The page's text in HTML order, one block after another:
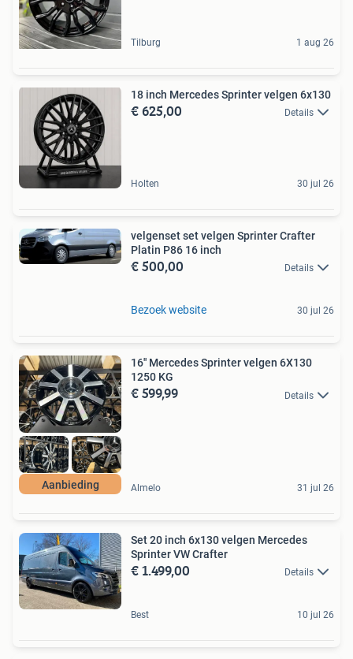
Tilburg 1 aug 26
18 inch Mercedes Sprinter velgen 6x130
€ 625,00 Details
Holten 30 jul 26
velgenset set velgen Sprinter Crafter
Platin P86 16 inch
€ 500,00 Details
Bezoek website 30 jul 26
Aanbieding
16'' Mercedes Sprinter velgen 6X130
1250 KG
€ 599,99 Details
Almelo 31 jul 26
Set 20 inch 6x130 velgen Mercedes
Sprinter VW Crafter
€ 1.499,00 Details
Best 10 jul 26